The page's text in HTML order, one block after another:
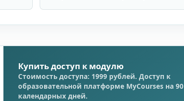
Купить доступ к модулю
Стоимость доступа: 1999 рублей. Доступ к
образовательной платформе MyCourses на 90
календарных дней.